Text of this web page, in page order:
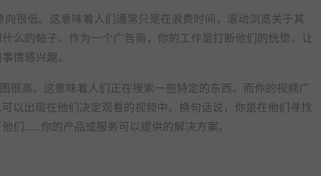
向很低。这意味着人们通常只是在浪费时间，滚动浏览关于其
么的帖子。作为一个广告商，你的工作是打断他们的恍惚，让
情感兴趣。
很高。这意味着人们正在搜索一些特定的东西。而你的视频广
以出现在他们决定观看的视频中。换句话说，你是在他们寻找
们……你的产品或服务可以提供的解决方案。